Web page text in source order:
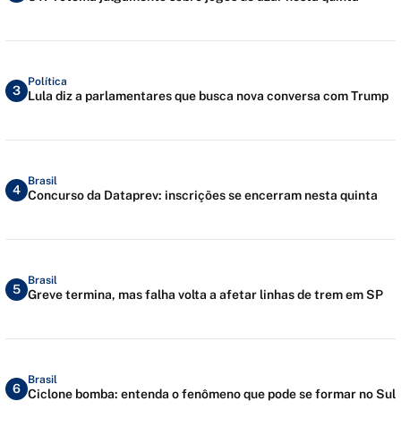
3
Política
Lula diz a parlamentares que busca nova conversa com Trump
4
Brasil
Concurso da Dataprev: inscrições se encerram nesta quinta
5
Brasil
Greve termina, mas falha volta a afetar linhas de trem em SP
6
Brasil
Ciclone bomba: entenda o fenômeno que pode se formar no Sul